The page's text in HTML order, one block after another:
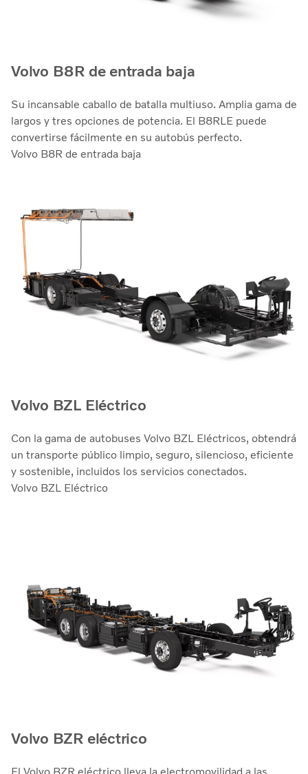
Volvo B8R de entrada baja
Su incansable caballo de batalla multiuso. Amplia gama de
largos y tres opciones de potencia. El B8RLE puede
convertirse fácilmente en su autobús perfecto.
Volvo B8R de entrada baja
Volvo BZL Eléctrico
Con la gama de autobuses Volvo BZL Eléctricos, obtendrá
un transporte público limpio, seguro, silencioso, eficiente
y sostenible, incluidos los servicios conectados.
Volvo BZL Eléctrico
Volvo BZR eléctrico